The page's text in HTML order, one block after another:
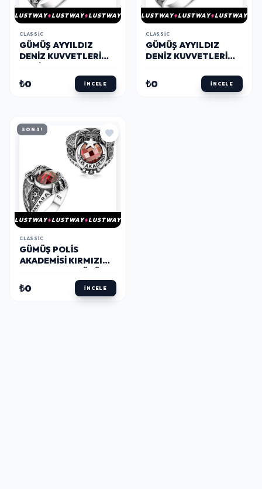
LUSTWAY LUSTWAY LUSTWAY
CLASSIC
GÜMÜŞ AYYILDIZ
DENIZ KUVVETLERI
YÜZÜK
₺0 İNCELE
LUSTWAY LUSTWAY LUSTWAY
CLASSIC
GÜMÜŞ AYYILDIZ
DENIZ KUVVETLERI
YÜZÜK
₺0 İNCELE
SON 3!
LUSTWAY LUSTWAY LUSTWAY
CLASSIC
GÜMÜŞ POLIS
AKADEMISI KIRMIZI
₺0 İNCELE